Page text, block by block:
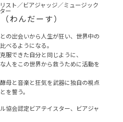
スト／ビアジャッジ／ミュージック
ー
わんだーす）
の出会いから人生が狂い、世界中の
べるようになる。
服できた自分と同じように、
人をこの世界から救うために活動を
母と音楽と狂気を武器に独自の視点
を誓う。
協会認定ビアテイスター、ビアジャ